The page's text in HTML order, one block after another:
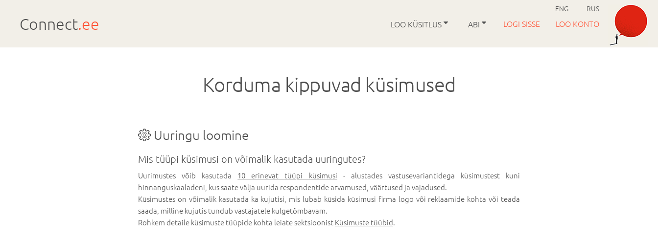
Connect.ee
ENG RUS
LOO KÜSITLUS ABI LOGI SISSE LOO KONTO
Korduma kippuvad küsimused
Uuringu loomine
Mis tüüpi küsimusi on võimalik kasutada uuringutes?
Uurimustes võib kasutada 10 erinevat tüüpi küsimusi - alustades vastusevariantidega küsimustest kuni
hinnanguskaaladeni, kus saate välja uurida respondentide arvamused, väärtused ja vajadused.
Küsimustes on võimalik kasutada ka kujutisi, mis lubab küsida küsimusi firma logo või reklaamide kohta või teada
saada, milline kujutis tundub vastajatele külgetõmbavam.
Rohkem detaile küsimuste tüüpide kohta leiate sektsioonistKüsimuste tüübid.